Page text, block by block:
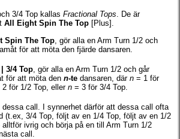
3/4 Top kallas Fractional Tops. De är
All Eight Spin The Top [Plus].
Spin The Top , gör alla en Arm Turn 1/2 och
för att möta den fjärde dansaren.
3/4 Top , gör alla en Arm Turn 1/2 och går
för att möta den n-te dansaren, där n = 1 för
2 för 1/2 Top, ellern = 3 för 3/4 Top.
call. I synnerhet därför att dessa call ofta
(t.ex, 3/4 Top, följt av en 1/4 Top, följt av en 1/2
ivrig och börja på en till Arm Turn 1/2
call.